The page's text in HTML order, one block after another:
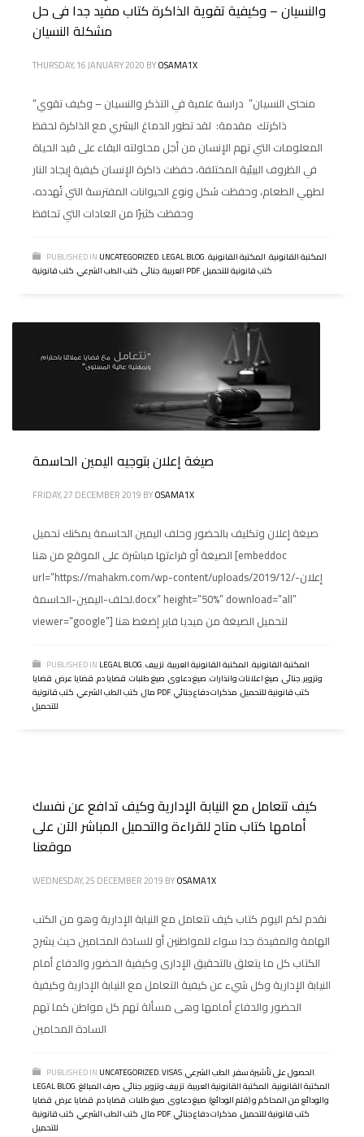
والنسيان – وكيفية تقوية الذاكرة كتاب مفيد جدا فى حل
مشكلة النسيان
THURSDAY, 16 JANUARY 2020 BYOSAMA1X
“منحنى النسيان” دراسة علمية في التذكر والنسيان – وكيف تقوي
ذاكرتك مقدمة: لقد تطور الدماغ البشري مع الذاكرة لحفظ
المعلومات التي تهم الإنسان من أجل محاولته البقاء على قيد الحياة
في الظروف البيئية المختلفة، حفظت ذاكرة الإنسان كيفية إيجاد النار
لطهي الطعام، وحفظت شكل ونوع الحيوانات المفترسة التي تُهدده،
وحفظت كثيرًا من العادات التي تحافظ
PUBLISHED IN UNCATEGORIZED,LEGAL BLOG, المكتبة القانونية,المكتبة القانونية
العربية,جنائى,كتب الطب الشرعي, كتب قانونية PDF,كتب قانونية للتحميل
صيغة إعلان بتوجيه اليمين الحاسمة
FRIDAY, 27 DECEMBER 2019 BYOSAMA1X
صيغة إعلان وتكليف بالحضور وحلف اليمين الحاسمة يمكنك تحميل
الصيغة أو قراءتها مباشرة على الموقع من هنا [embeddoc
url=”https://mahakm.com/wp-content/uploads/2019/12/إعلان-
لحلف-اليمين-الحاسمة.docx” height=”50%” download=”all”
viewer=”google”] لتحميل الصيغة من ميديا فاير إضغط هنا
PUBLISHED IN LEGAL BLOG, المكتبة القانونية,المكتبة القانونية العربية,تزييف
وتزوير,جنائى,صيغ اعلانات وانذارات,صيغ دعاوى,صيغ طلبات,قضايا دم,قضايا عرض,قضايا
مال,كتب الطب الشرعي, كتب قانونية PDF, كتب قانونية للتحميل,مذكرات دفاع جنائي
للتحميل
كيف تتعامل مع النيابة الإدارية وكيف تدافع عن نفسك
أمامها كتاب متاح للقراءة والتحميل المباشر الآن على
موقعنا
WEDNESDAY, 25 DECEMBER 2019 BYOSAMA1X
نقدم لكم اليوم كتاب كيف تتعامل مع النيابة الإدارية وهو من الكتب
الهامة والمفيدة جدا سواء للمواطنين أو للسادة المحامين حيث يشرح
الكتاب كل ما يتعلق بالتحقيق الإدارى وكيفية الحضور والدفاع أمام
النيابة الإدارية وكل شيء عن كيفية التعامل مع النيابة الإدارية وكيفية
الحضور والدفاع أمامها وهى مسألة تهم كل مواطن كما تهم
السادة المحامين
PUBLISHED IN UNCATEGORIZED,VISAS, الحصول على تأشيرة سفر,الطب الشرعي
,
LEGAL BLOG, المكتبة القانونية,المكتبة القانونية العربية,تزييف وتزوير,جنائى,صرف المبالغ
والودائع من المحاكم و (قلم الودائع),صيغ دعاوى,صيغ طلبات,قضايا دم,قضايا عرض,قضايا
مال,كتب الطب الشرعي, كتب قانونية PDF, كتب قانونية للتحميل,مذكرات دفاع جنائي
للتحميل